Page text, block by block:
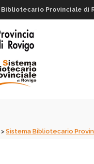
Bibliotecario Provinciale di
Sistema Bibliotecario